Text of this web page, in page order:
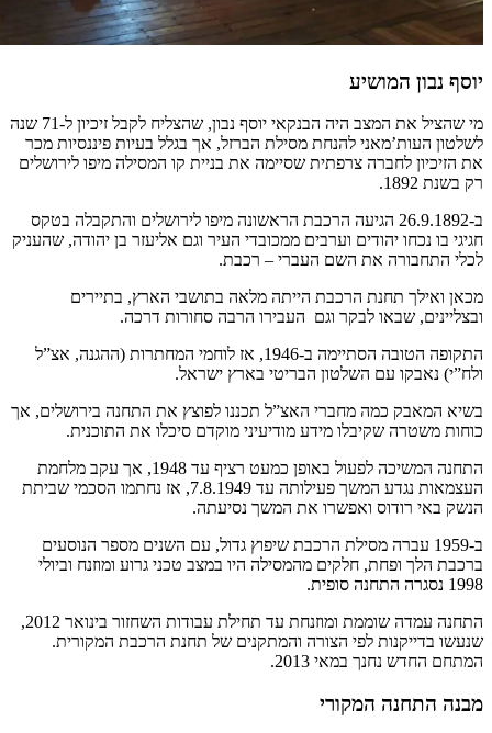
יוסף נבון המושיע
מי שהציל את המצב היה הבנקאי יוסף נבון, שהצליח לקבל זיכיון ל-71 שנה
לשלטון העות’מאני להנחת מסילת הברזל, אך בגלל בעיות פיננסיות מכר
את הזיכיון לחברה צרפתית שסיימה את בניית קו המסילה מיפו לירושלים
רק בשנת 1892.
ב-26.9.1892 הגיעה הרכבת הראשונה מיפו לירושלים והתקבלה בטקס
חגיגי בו נכחו יהודים וערבים ממכובדי העיר וגם אליעזר בן יהודה, שהעניק
לכלי התחבורה את השם העברי – רכבת.
מכאן ואילך תחנת הרכבת הייתה מלאה בתושבי הארץ, בתיירים
ובצליינים, שבאו לבקר וגם העבירו הרבה סחורות דרכה.
התקופה הטובה הסתיימה ב-1946, אז לוחמי המחתרות (ההגנה, אצ”ל
ולח”י) נאבקו עם השלטון הבריטי בארץ ישראל.
בשיא המאבק כמה מחברי האצ”ל תכננו לפוצץ את התחנה בירושלים, אך
כוחות משטרה שקיבלו מידע מודיעיני מוקדם סיכלו את התוכנית.
התחנה המשיכה לפעול באופן כמעט רציף עד 1948, אך עקב מלחמת
העצמאות נגדע המשך פעילותה עד 7.8.1949, אז נחתמו הסכמי שביתת
הנשק באי רודוס ואפשרו את המשך נסיעתה.
ב-1959 עברה מסילת הרכבת שיפוץ גדול, עם השנים מספר הנוסעים
ברכבת הלך ופחת, חלקים מהמסילה היו במצב טכני גרוע ומוזנח וביולי
1998 נסגרה התחנה סופית.
התחנה עמדה שוממת ומוזנחת עד תחילת עבודות השחזור בינואר 2012,
שנעשו בדייקנות לפי הצורה והמתקנים של תחנת הרכבת המקורית.
המתחם החדש נחנך במאי 2013.
מבנה התחנה המקורי